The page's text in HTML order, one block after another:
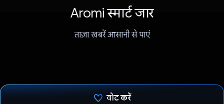
Aromi स्मार्ट जार
ताज़ा खबरें आसानी से पाएं
वोट करें